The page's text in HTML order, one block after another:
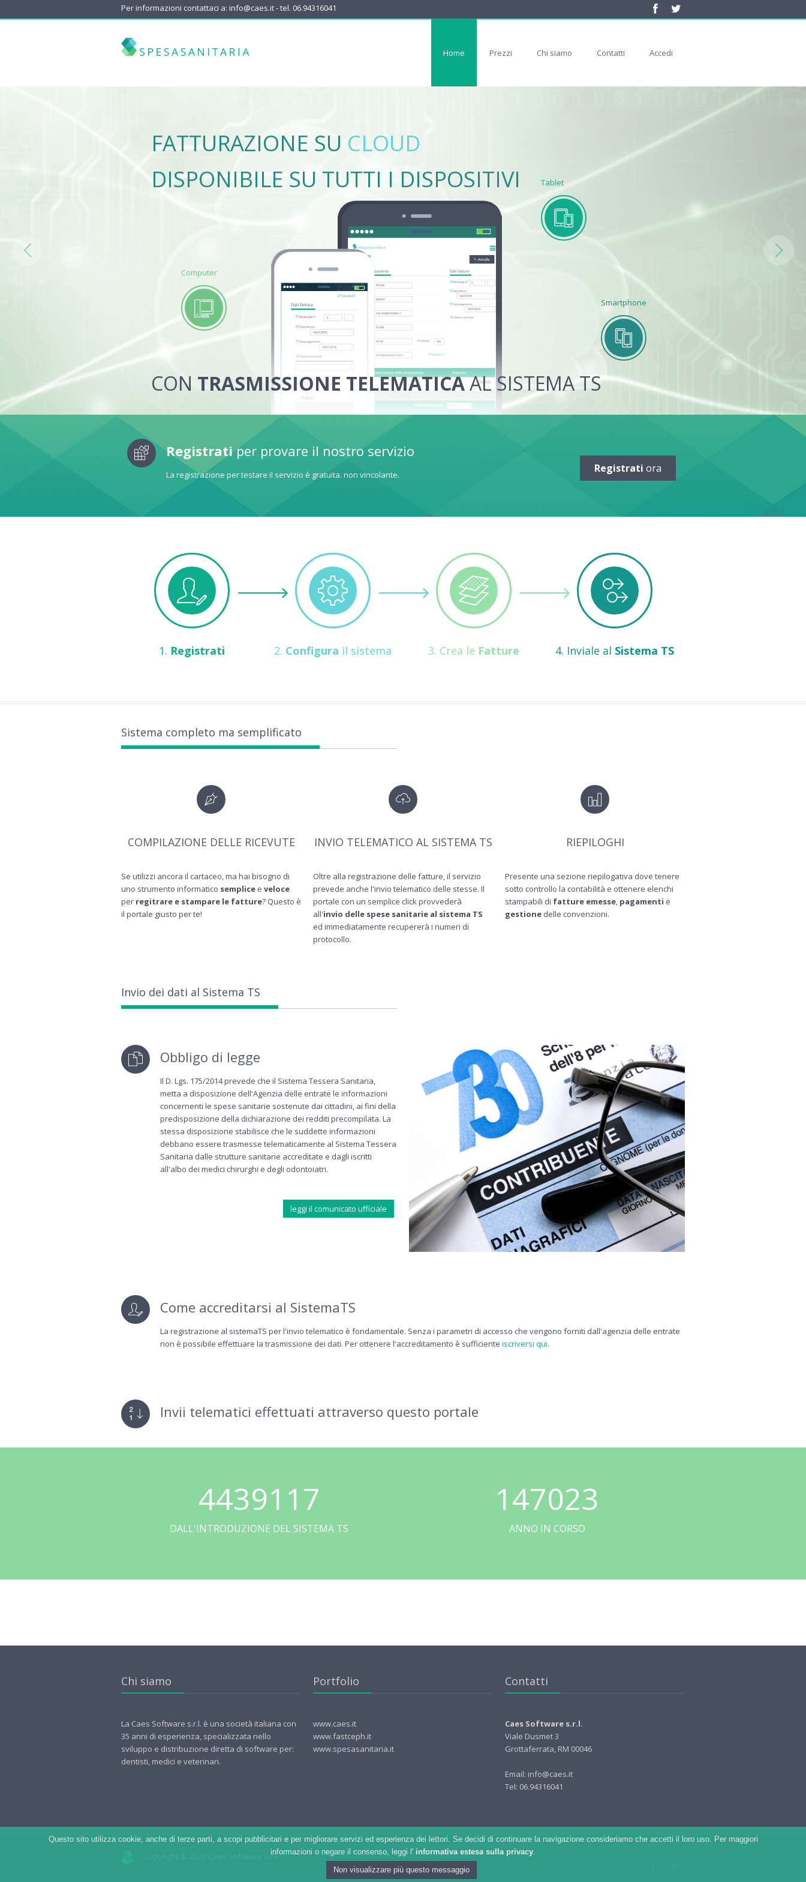
Per informazioni contattaci a: info@caes.it - tel. 06.94316041
Home Prezzi Chi siamo Contatti Accedi
FATTURAZIONE SU CLOUD
DISPONIBILE SU TUTTI I DISPOSITIVI
Computer
Tablet
Smartphone
CON TRASMISSIONE TELEMATICAAL SISTEMA TS
Registratiper provare il nostro servizio
La registrazione per testare il servizio è gratuita. non vincolante. Registrati ora
1. Registrati 2. Configura il sistema 3. Crea le Fatture 4. Inviale al Sistema TS
Sistema completo ma semplificato
COMPILAZIONE DELLE RICEVUTE
Se utilizzi ancora il cartaceo, ma hai bisogno di
uno strumento informatico semplice e veloce
per regitrare e stampare le fatture? Questo è
il portale giusto per te!
INVIO TELEMATICO AL SISTEMA TS
Oltre alla registrazione delle fatture, il servizio
prevede anche l'invio telematico delle stesse. Il
portale con un semplice click provvederà
all'invio delle spese sanitarie al sistema TS
ed immediatamente recupererà i numeri di
protocollo.
RIEPILOGHI
Presente una sezione riepilogativa dove tenere
sotto controllo la contabilità e ottenere elenchi
stampabili di fatture emesse, pagamenti e
gestione delle convenzioni.
Invio dei dati al Sistema TS
Obbligo di legge
Il D. Lgs. 175/2014 prevede che il Sistema Tessera Sanitaria,
metta a disposizione dell'Agenzia delle entrate le informazioni
concernenti le spese sanitarie sostenute dai cittadini, ai fini della
predisposizione della dichiarazione dei redditi precompilata. La
stessa disposizione stabilisce che le suddette informazioni
debbano essere trasmesse telematicamente al Sistema Tessera
Sanitaria dalle strutture sanitarie accreditate e dagli iscritti
all'albo dei medici chirurghi e degli odontoiatri.
leggi il comunicato ufficiale
Come accreditarsi al SistemaTS
La registrazione al sistemaTS per l'invio telematico è fondamentale. Senza i parametri di accesso che vengono forniti dall'agenzia delle entrate
non è possibile effettuare la trasmissione dei dati. Per ottenere l'accreditamento è sufficiente iscriversi qui.
Invii telematici effettuati attraverso questo portale
4439117
DALL'INTRODUZIONE DEL SISTEMA TS
147023
ANNO IN CORSO
Chi siamo
La Caes Software s.r.l. è una società italiana con
35 anni di esperienza, specializzata nello
sviluppo e distribuzione diretta di software per:
dentisti, medici e veterinari.
Portfolio
www.caes.it
www.fastceph.it
www.spesasanitaria.it
Contatti
Caes Software s.r.l.
Viale Dusmet 3
Grottaferrata, RM 00046
Email: info@caes.it
Tel: 06.94316041
Copyright © 2026 Caes Software s.r.l.
Questo sito utilizza cookie, anche di terze parti, a scopi pubblicitari e per migliorare servizi ed esperienza dei lettori. Se decidi di continuare la navigazione consideriamo che accetti il loro uso. Per maggiori
informazioni o negare il consenso, leggi l' informativa estesa sulla privacy.